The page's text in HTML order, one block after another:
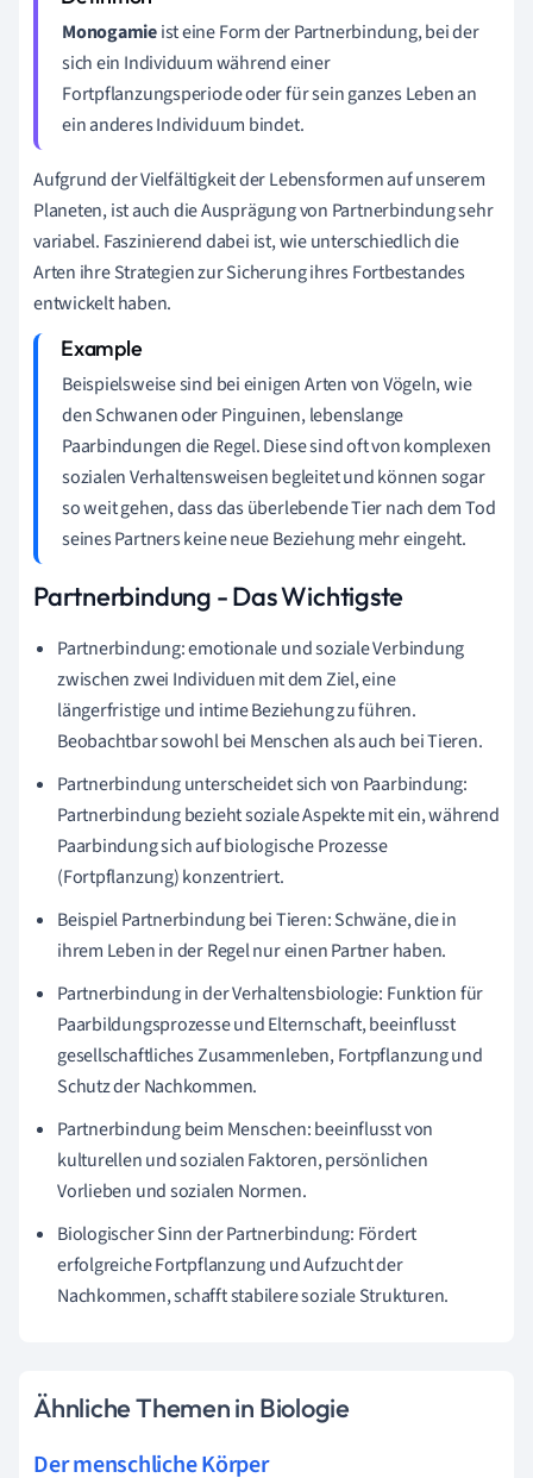
Monogamieist eine Form der Partnerbindung, bei der
sich ein Individuum während einer
Fortpflanzungsperiode oder für sein ganzes Leben an
ein anderes Individuum bindet.
Aufgrund der Vielfältigkeit der Lebensformen auf unserem
Planeten, ist auch die Ausprägung von Partnerbindung sehr
variabel. Faszinierend dabei ist, wie unterschiedlich die
Arten ihre Strategien zur Sicherung ihres Fortbestandes
entwickelt haben.
Beispielsweise sind bei einigen Arten von Vögeln, wie
den Schwanen oder Pinguinen, lebenslange
Paarbindungen die Regel. Diese sind oft von komplexen
sozialen Verhaltensweisen begleitet und können sogar
so weit gehen, dass das überlebende Tier nach dem Tod
seines Partners keine neue Beziehung mehr eingeht.
Partnerbindung - Das Wichtigste
Partnerbindung: emotionale und soziale Verbindung
zwischen zwei Individuen mit dem Ziel, eine
längerfristige und intime Beziehung zu führen.
Beobachtbar sowohl bei Menschen als auch bei Tieren.
Partnerbindung unterscheidet sich von Paarbindung:
Partnerbindung bezieht soziale Aspekte mit ein, während
Paarbindung sich auf biologische Prozesse
(Fortpflanzung) konzentriert.
Beispiel Partnerbindung bei Tieren: Schwäne, die in
ihrem Leben in der Regel nur einen Partner haben.
Partnerbindung in der Verhaltensbiologie: Funktion für
Paarbildungsprozesse und Elternschaft, beeinflusst
gesellschaftliches Zusammenleben, Fortpflanzung und
Schutz der Nachkommen.
Partnerbindung beim Menschen: beeinflusst von
kulturellen und sozialen Faktoren, persönlichen
Vorlieben und sozialen Normen.
Biologischer Sinn der Partnerbindung: Fördert
erfolgreiche Fortpflanzung und Aufzucht der
Nachkommen, schafft stabilere soziale Strukturen.
Ähnliche Themen in Biologie
Der menschliche Körper